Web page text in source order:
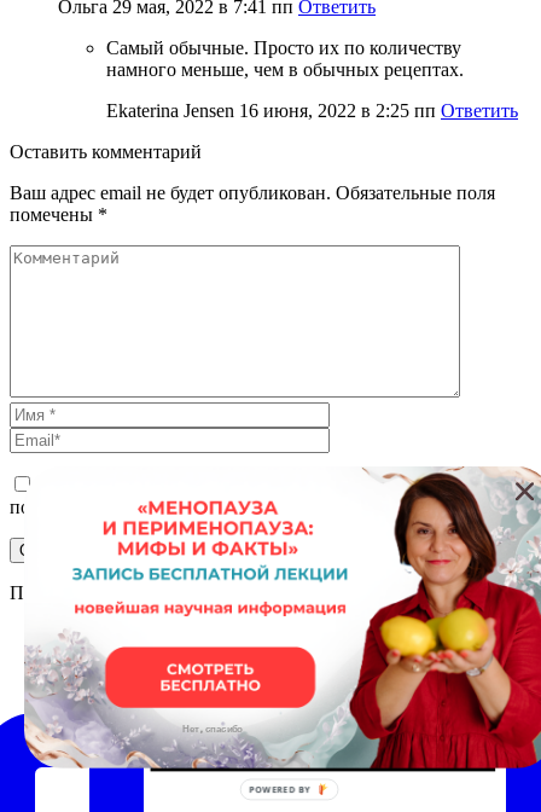
Ольга 29 мая, 2022 в 7:41 пп Ответить
Самый обычные. Просто их по количеству
намного меньше, чем в обычных рецептах.
Ekaterina Jensen 16 июня, 2022 в 2:25 пп Ответить
Оставить комментарий
Ваш адрес email не будет опубликован. Обязательные поля
помечены *
Сохранить моё имя, email и адрес сайта в этом браузере для
последующих моих комментариев.
Присоединяйтесь в соц. сетях к моему проекту
Нет, спасибо